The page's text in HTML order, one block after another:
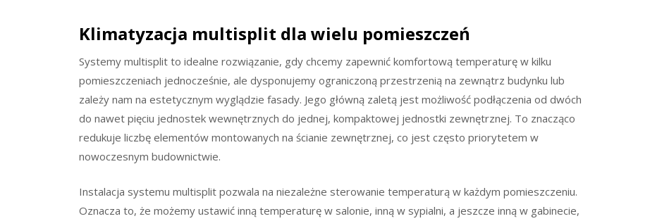
Klimatyzacja multisplit dla wielu pomieszczeń
Systemy multisplit to idealne rozwiązanie, gdy chcemy zapewnić komfortową temperaturę w kilku
pomieszczeniach jednocześnie, ale dysponujemy ograniczoną przestrzenią na zewnątrz budynku lub
zależy nam na estetycznym wyglądzie fasady. Jego główną zaletą jest możliwość podłączenia od dwóch
do nawet pięciu jednostek wewnętrznych do jednej, kompaktowej jednostki zewnętrznej. To znacząco
redukuje liczbę elementów montowanych na ścianie zewnętrznej, co jest często priorytetem w
nowoczesnym budownictwie.
Instalacja systemu multisplit pozwala na niezależne sterowanie temperaturą w każdym pomieszczeniu.
Oznacza to, że możemy ustawić inną temperaturę w salonie, inną w sypialni, a jeszcze inną w gabinecie,